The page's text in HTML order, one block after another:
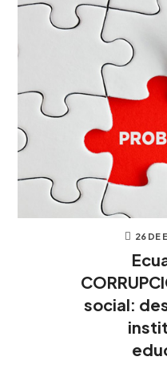
26 DE
social: